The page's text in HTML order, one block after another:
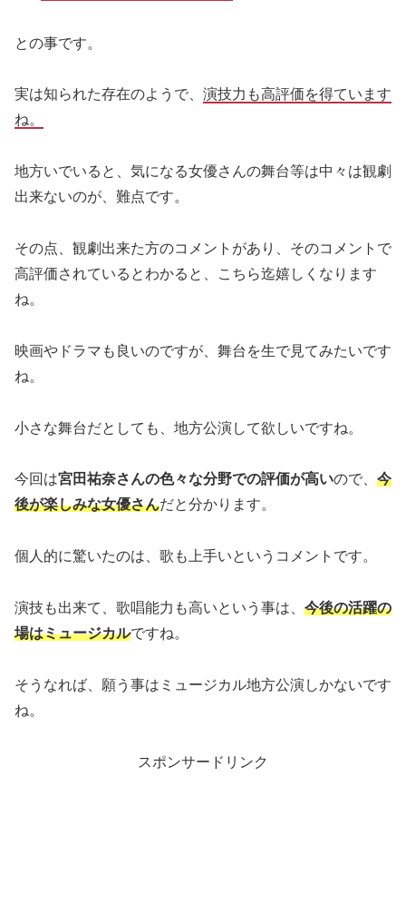
との事です。
実は知られた存在のようで、 演技力も高評価を得ています
ね。
地方いでいると、気になる女優さんの舞台等は中々は観劇
出来ないのが、難点です。
その点、観劇出来た方のコメントがあり、そのコメントで
高評価されているとわかると、こちら迄嬉しくなります
ね。
映画やドラマも良いのですが、舞台を生で見てみたいです
ね。
小さな舞台だとしても、地方公演して欲しいですね。
今回は宮田祐奈さんの色々な分野での評価が高いので、 今
後が楽しみな女優さんだと分かります。
個人的に驚いたのは、歌も上手いというコメントです。
演技も出来て、歌唱能力も高いという事は、 今後の活躍の
場はミュージカルですね。
そうなれば、願う事はミュージカル地方公演しかないです
ね。
スポンサードリンク